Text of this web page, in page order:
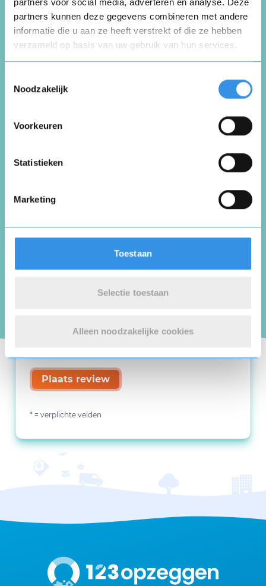
partners kunnen deze gegevens combineren met andere
informatie die u aan ze heeft verstrekt of die ze hebben
verzameld op basis van uw gebruik van hun services.
Noodzakelijk
Voorkeuren
Statistieken
Marketing
Toestaan
Selectie toestaan
Alleen noodzakelijke cookies
Schrijf een review
Beoordeel je ervaring *
Plaats review
* = verplichte velden